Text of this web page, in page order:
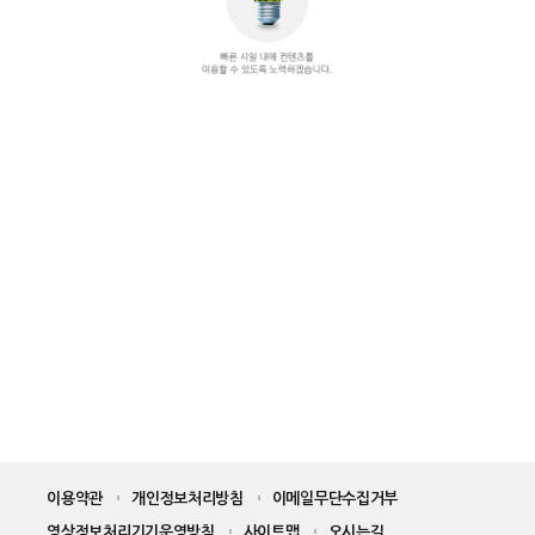
이용약관 개인정보처리방침 이메일무단수집거부